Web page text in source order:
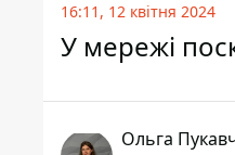
16:11, 12 квітня 2024
У мережі
Ольга